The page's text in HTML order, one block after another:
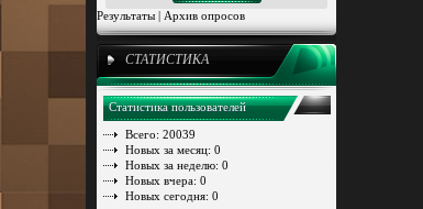
Результаты | Архив опросов
СТАТИСТИКА
Статистика пользователей
Всего: 20039
Новых за месяц: 0
Новых за неделю: 0
Новых вчера: 0
Новых сегодня: 0